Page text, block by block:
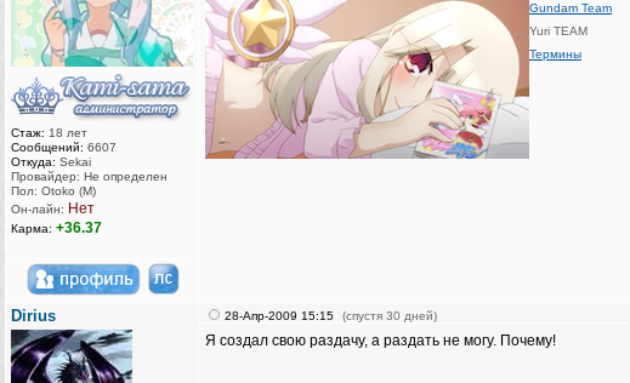
Стаж: 18 лет
Сообщений: 6607
Откуда: Sekai
Провайдер: Не определен
Пол: Otoko (M)
Он-лайн: Нет
Карма: +36.37
Gundam Team
Yuri TEAM
Термины
Dirius 28-Апр-2009 15:15 (спустя 30 дней)
Я создал свою раздачу, а раздать не могу. Почему!